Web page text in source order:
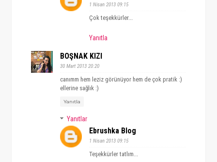
1 Nisan 2013 09:15
Çok teşekkürler...
Yanıtla
BOŞNAK KIZI
30 Mart 2013 20:20
canımm hem leziz görünüyor hem de çok pratik :)
ellerine sağlık :)
Yanıtla
Yanıtlar
Ebrushka Blog
1 Nisan 2013 09:15
Teşekkürler tatlım...